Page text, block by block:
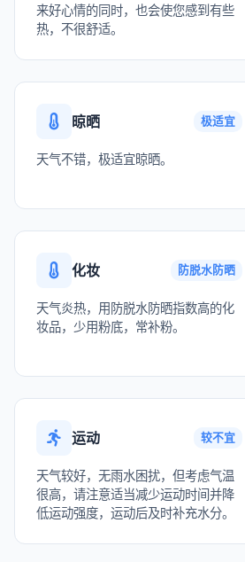
来好心情的同时，也会使您感到有些
热，不很舒适。
晾晒 极适宜
天气不错，极适宜晾晒。
化妆 防脱水防晒
天气炎热，用防脱水防晒指数高的化
妆品，少用粉底，常补粉。
运动 较不宜
天气较好，无雨水困扰，但考虑气温
很高，请注意适当减少运动时间并降
低运动强度，运动后及时补充水分。